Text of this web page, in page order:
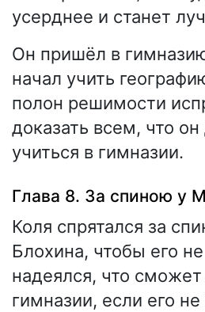
усерднее и станет
Он пришёл в
начал учить
полон решимости
доказать всем, что он
учиться в гимназии.
Глава 8. За спиною у
Коля спрятался за
Блохина, чтобы его
надеялся, что сможет
гимназии, если его